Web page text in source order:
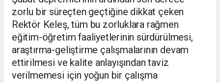
zorlu bir süreçten geçtiğine dikkat çeken
Rektör Keleş, tüm bu zorluklara rağmen
eğitim-öğretim faaliyetlerinin sürdürülmesi,
araştırma-geliştirme çalışmalarının devam
ettirilmesi ve kalite anlayışından taviz
verilmemesi için yoğun bir çalışma